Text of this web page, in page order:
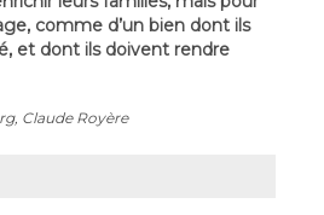
comme d’un bien dont ils
et dont ils doivent rendre
Claude Royère